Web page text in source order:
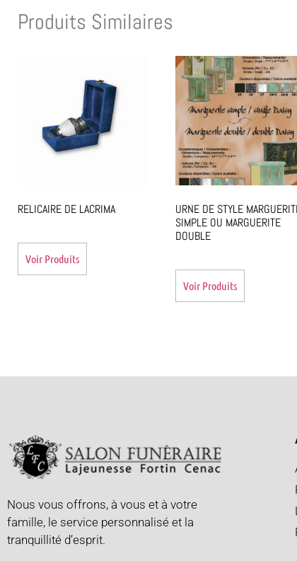
Produits Similaires
RELICAIRE DE LACRIMA
Voir Produits
URNE DE STYLE
SIMPLE OU MARGUERITE
DOUBLE
Voir Produits
Nous vous offrons, à vous et à votre
famille, le service personnalisé et la
tranquillité d’esprit.